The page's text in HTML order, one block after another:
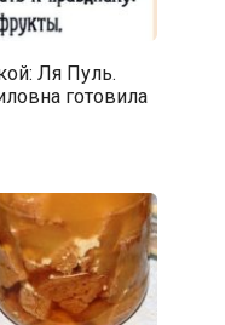
Ля Пуль.
готовила